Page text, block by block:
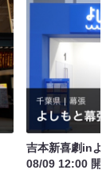
吉本新喜劇inよ
08/09 12:00 開